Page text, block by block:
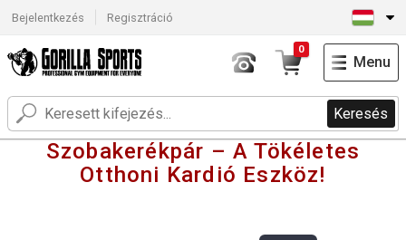
Bejelentkezés Regisztráció
Keresés
0
Menu
Szobakerékpár – A Tökéletes
Otthoni Kardió Eszköz!